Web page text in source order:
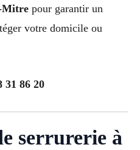
Mitre pour garantir un
votre domicile ou
31 86 20
serrurerie à